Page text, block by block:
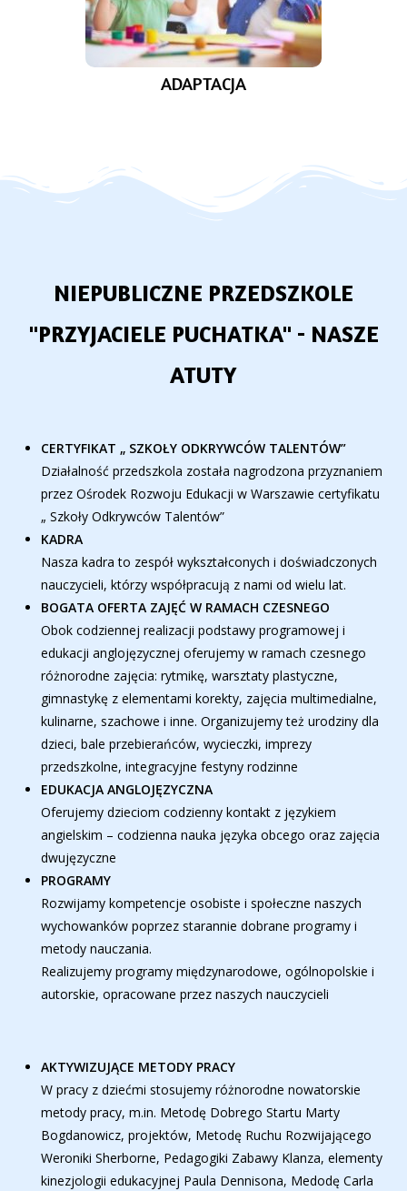
ADAPTACJA
NIEPUBLICZNE PRZEDSZKOLE
"PRZYJACIELE PUCHATKA" - NASZE
ATUTY
CERTYFIKAT „ SZKOŁY ODKRYWCÓW TALENTÓW”
Działalność przedszkola została nagrodzona przyznaniem
przez Ośrodek Rozwoju Edukacji w Warszawie certyfikatu
„ Szkoły Odkrywców Talentów”
KADRA
Nasza kadra to zespół wykształconych i doświadczonych
nauczycieli, którzy współpracują z nami od wielu lat.
BOGATA OFERTA ZAJĘĆ W RAMACH CZESNEGO
Obok codziennej realizacji podstawy programowej i
edukacji anglojęzycznej oferujemy w ramach czesnego
różnorodne zajęcia: rytmikę, warsztaty plastyczne,
gimnastykę z elementami korekty, zajęcia multimedialne,
kulinarne, szachowe i inne. Organizujemy też urodziny dla
dzieci, bale przebierańców, wycieczki, imprezy
przedszkolne, integracyjne festyny rodzinne
EDUKACJA ANGLOJĘZYCZNA
Oferujemy dzieciom codzienny kontakt z językiem
angielskim – codzienna nauka języka obcego oraz zajęcia
dwujęzyczne
PROGRAMY
Rozwijamy kompetencje osobiste i społeczne naszych
wychowanków poprzez starannie dobrane programy i
metody nauczania.
Realizujemy programy międzynarodowe, ogólnopolskie i
autorskie, opracowane przez naszych nauczycieli
AKTYWIZUJĄCE METODY PRACY
W pracy z dziećmi stosujemy różnorodne nowatorskie
metody pracy, m.in. Metodę Dobrego Startu Marty
Bogdanowicz, projektów, Metodę Ruchu Rozwijającego
Weroniki Sherborne, Pedagogiki Zabawy Klanza, elementy
kinezjologii edukacyjnej Paula Dennisona, Medodę Carla